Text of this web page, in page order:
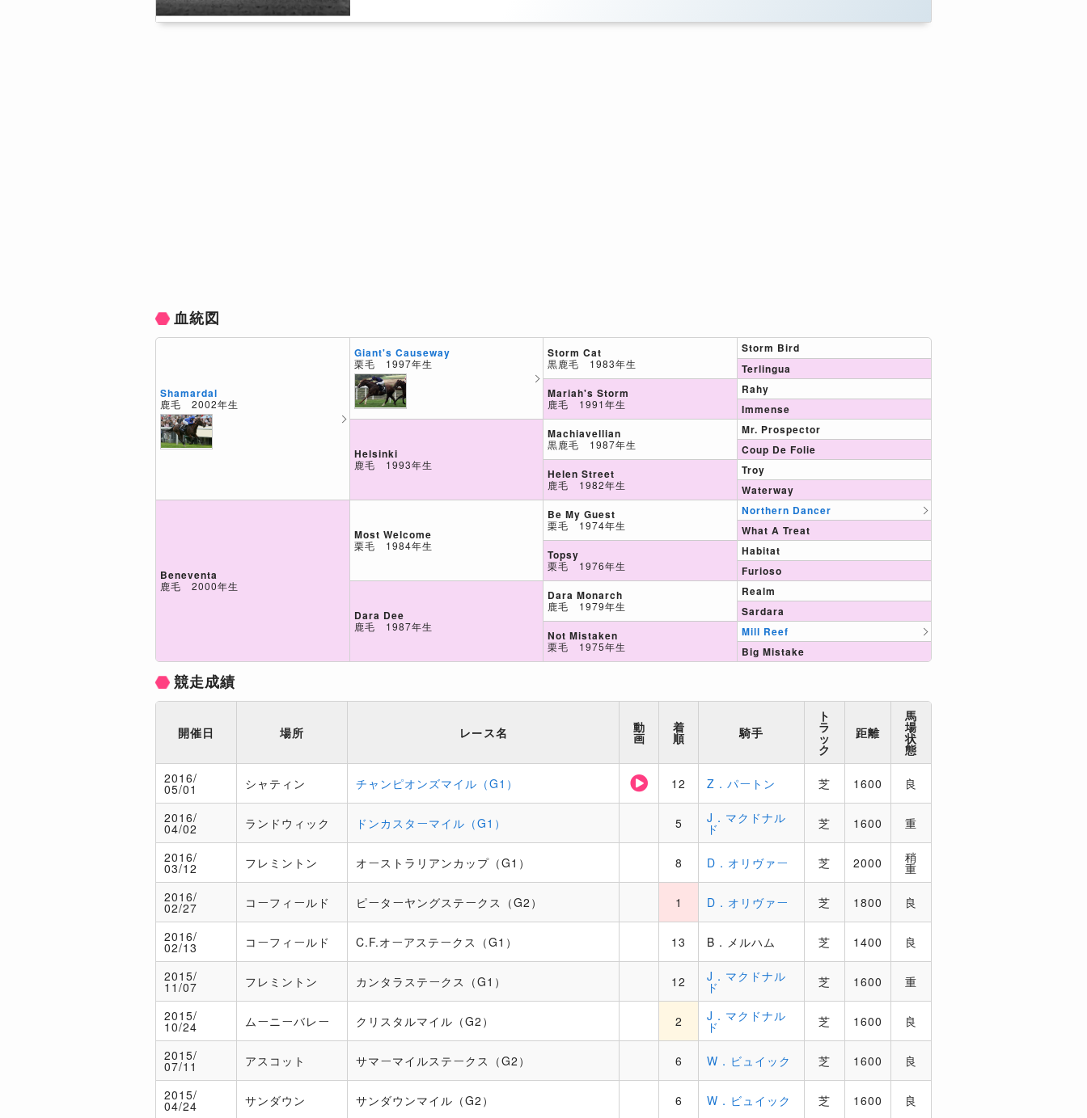
血統図
Shamardal
鹿毛 2002年生
Beneventa
鹿毛 2000年生
Giant's Causeway
栗毛 1997年生
Helsinki
鹿毛 1993年生
Most Welcome
栗毛 1984年生
Dara Dee
鹿毛 1987年生
Storm Cat
黒鹿毛 1983年生
Mariah's Storm
鹿毛 1991年生
Machiavellian
黒鹿毛 1987年生
Helen Street
鹿毛 1982年生
Be My Guest
栗毛 1974年生
Topsy
栗毛 1976年生
Dara Monarch
鹿毛 1979年生
Not Mistaken
栗毛 1975年生
Storm Bird
Terlingua
Rahy
Immense
Mr. Prospector
Coup De Folie
Troy
Waterway
Northern Dancer
What A Treat
Habitat
Furioso
Realm
Sardara
Mill Reef
Big Mistake
競走成績
開催日 場所 レース名 動
画
着
順 騎手
ト
ラ
ッ
ク
距離
馬
場
状
態
2016/
05/01 シャティン チャンピオンズマイル（G1） 12 Z．パートン 芝 1600 良
2016/
04/02 ランドウィック ドンカスターマイル（G1） 5 J．マクドナル
ド 芝 1600 重
2016/
03/12 フレミントン オーストラリアンカップ（G1） 8 D．オリヴァー 芝 2000 稍
重
2016/
02/27 コーフィールド ピーターヤングステークス（G2） 1 D．オリヴァー 芝 1800 良
2016/
02/13 コーフィールド C.F.オーアステークス（G1） 13 B．メルハム 芝 1400 良
2015/
11/07 フレミントン カンタラステークス（G1） 12 J．マクドナル
ド 芝 1600 重
2015/
10/24 ムーニーバレー クリスタルマイル（G2） 2 J．マクドナル
ド 芝 1600 良
2015/
07/11 アスコット サマーマイルステークス（G2） 6 W．ビュイック 芝 1600 良
2015/
04/24 サンダウン サンダウンマイル（G2） 6 W．ビュイック 芝 1600 良